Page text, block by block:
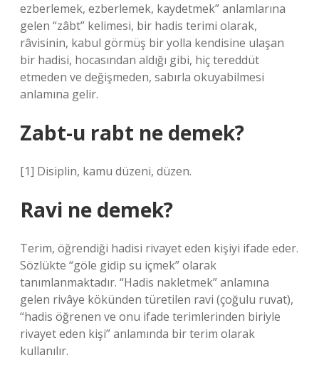
ezberlemek, ezberlemek, kaydetmek” anlamlarına
gelen “zâbt” kelimesi, bir hadis terimi olarak,
râvisinin, kabul görmüş bir yolla kendisine ulaşan
bir hadisi, hocasından aldığı gibi, hiç tereddüt
etmeden ve değişmeden, sabırla okuyabilmesi
anlamına gelir.
Zabt-u rabt ne demek?
[1] Disiplin, kamu düzeni, düzen.
Ravi ne demek?
Terim, öğrendiği hadisi rivayet eden kişiyi ifade eder.
Sözlükte “göle gidip su içmek” olarak
tanımlanmaktadır. “Hadis nakletmek” anlamına
gelen rivâye kökünden türetilen ravi (çoğulu ruvat),
“hadis öğrenen ve onu ifade terimlerinden biriyle
rivayet eden kişi” anlamında bir terim olarak
kullanılır.